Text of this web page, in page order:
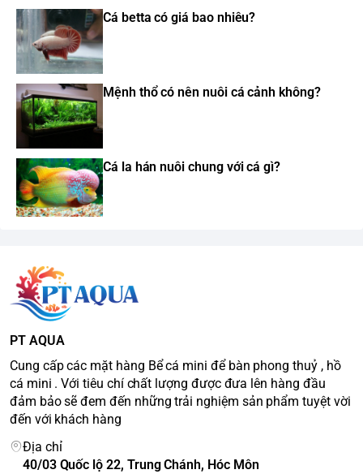
Cá betta có giá bao nhiêu?
Mệnh thổ có nên nuôi cá cảnh không?
Cá la hán nuôi chung với cá gì?
PT AQUA
Cung cấp các mặt hàng Bể cá mini để bàn phong thuỷ , hồ
cá mini . Với tiêu chí chất lượng được đưa lên hàng đầu
đảm bảo sẽ đem đến những trải nghiệm sản phẩm tuyệt vời
đến với khách hàng
Địa chỉ
40/03 Quốc lộ 22, Trung Chánh, Hóc Môn